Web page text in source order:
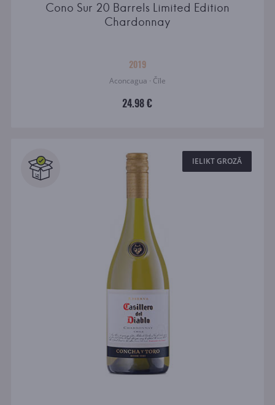
Cono Sur 20 Barrels Limited Edition
Chardonnay
2019
Aconcagua · Čīle
24.98 €
IELIKT GROZĀ